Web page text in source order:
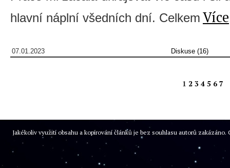
hlavní náplní všedních dní. Celkem Více
07.01.2023 Diskuse (16)
1 2 3 4 5 6 7
Jakékoliv využití obsahu a kopírování článků je bez souhlasu autorů